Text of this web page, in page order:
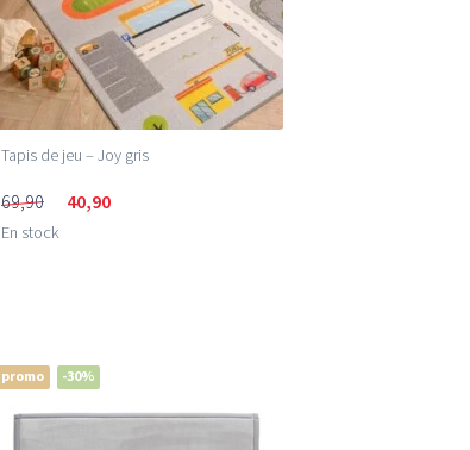
Tapis de jeu – Joy gris
69,90 40,90
En stock
promo -30%